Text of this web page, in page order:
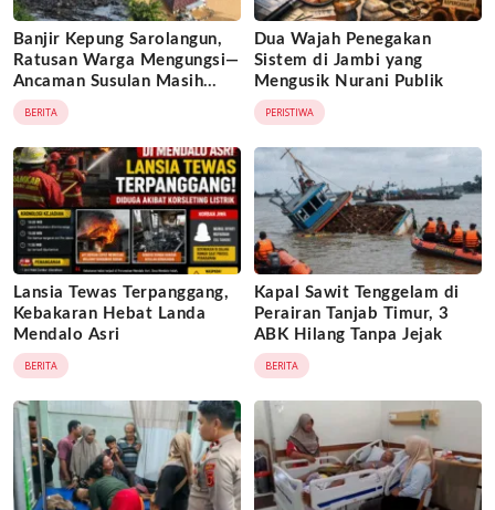
Banjir Kepung Sarolangun,
Ratusan Warga Mengungsi—
Ancaman Susulan Masih
Mengintai
BERITA
Dua Wajah Penegakan
Sistem di Jambi yang
Mengusik Nurani Publik
PERISTIWA
Lansia Tewas Terpanggang,
Kebakaran Hebat Landa
Mendalo Asri
BERITA
Kapal Sawit Tenggelam di
Perairan Tanjab Timur, 3
ABK Hilang Tanpa Jejak
BERITA